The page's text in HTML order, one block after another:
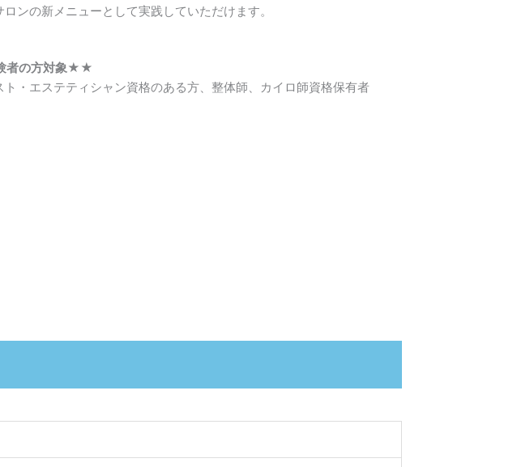
ロンの新メニューとして実践していただけます。
の方対象★★
ト・エステティシャン資格のある方、整体師、カイロ師資格保有者